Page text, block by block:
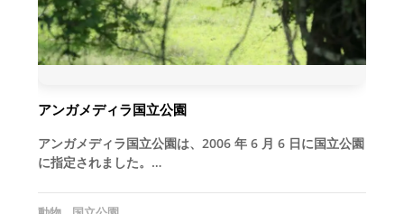
アンガメディラ国立公園
アンガメディラ国立公園は、2006 年 6 月 6 日に国立公園
に指定されました。…